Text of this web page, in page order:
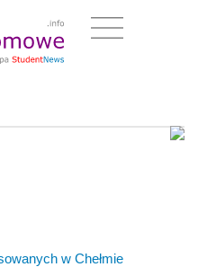
w Chełmie